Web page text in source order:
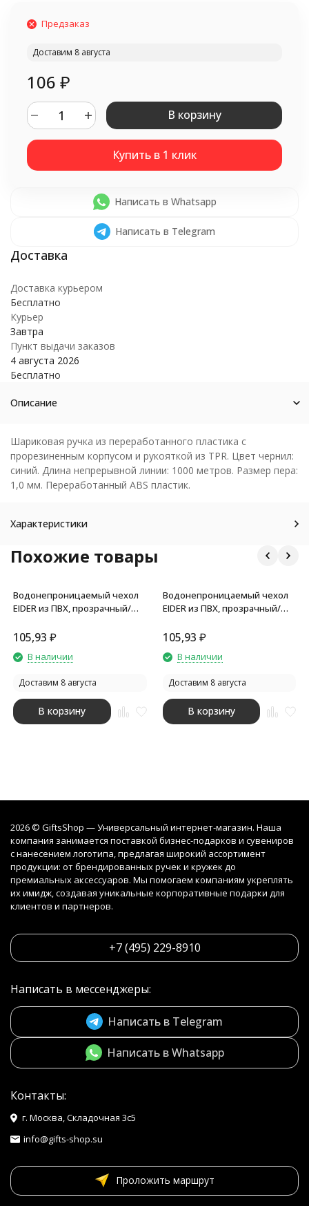
Предзаказ
Доставим 8 августа
106 ₽
В корзину
Написать в Whatsapp
Написать в Telegram
Доставка курьером
Бесплатно
Курьер
Завтра
Пункт выдачи заказов
4 августа 2026
Бесплатно
Описание
Шариковая ручка из переработанного пластика с
прорезиненным корпусом и рукояткой из TPR. Цвет чернил:
синий. Длина непрерывной линии: 1000 метров. Размер пера:
1,0 мм. Переработанный ABS пластик.
Характеристики
Похожие товары
Водонепроницаемый чехол
EIDER из ПВХ, прозрачный/
105,93 ₽
В наличии
Доставим 8 августа
В корзину
Водонепроницаемый чехол
EIDER из ПВХ, прозрачный/
105,93 ₽
В наличии
Доставим 8 августа
В корзину
2026 © GiftsShop — Универсальный интернет-магазин. Наша
компания занимается поставкой бизнес-подарков и сувениров
с нанесением логотипа, предлагая широкий ассортимент
продукции: от брендированных ручек и кружек до
премиальных аксессуаров. Мы помогаем компаниям укреплять
их имидж, создавая уникальные корпоративные подарки для
клиентов и партнеров.
+7 (495) 229-8910
Написать в мессенджеры:
Написать в Telegram
Написать в Whatsapp
Контакты:
г. Москва, Складочная 3с5
info@gifts-shop.su
Проложить маршрут